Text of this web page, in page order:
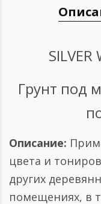
SILVER
Грунт под
Описание:
цвета и
других
помещениях, в